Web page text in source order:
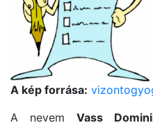
A kép forrása:
A nevemVass